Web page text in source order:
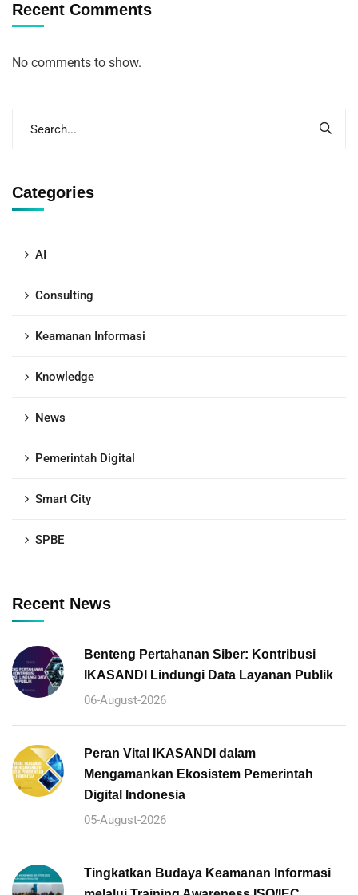
Recent Comments
No comments to show.
Categories
AI
Consulting
Keamanan Informasi
Knowledge
News
Pemerintah Digital
Smart City
SPBE
Recent News
Benteng Pertahanan Siber: Kontribusi
IKASANDI Lindungi Data Layanan Publik
06-August-2026
Peran Vital IKASANDI dalam
Mengamankan Ekosistem Pemerintah
Digital Indonesia
05-August-2026
Tingkatkan Budaya Keamanan Informasi